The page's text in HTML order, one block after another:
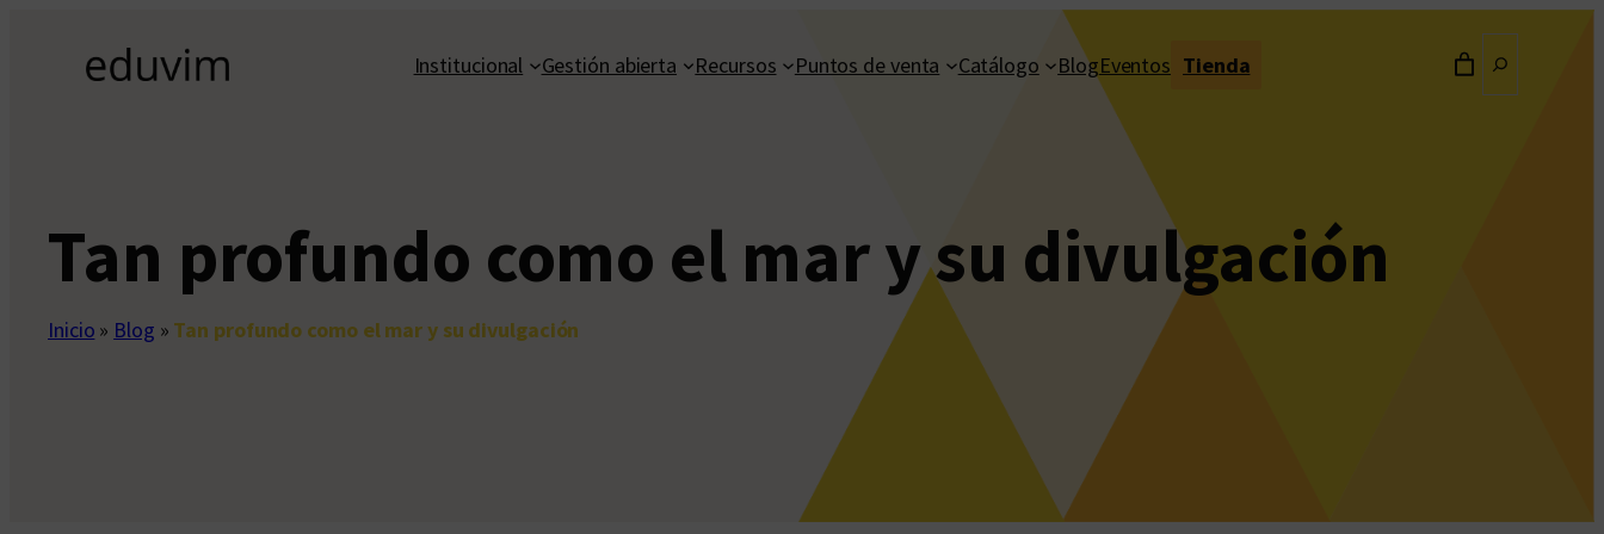
contenido
Institucional Gestión abierta Recursos Puntos de venta Catálogo BlogEventos Tienda
Tan profundo como el mar y su divulgación
Inicio » Blog » Tan profundo como el mar y su divulgación